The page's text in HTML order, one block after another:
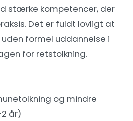
stærke kompetencer, der
Det er fuldt lovligt at
formel uddannelse i
for retstolkning.
og mindre
år)